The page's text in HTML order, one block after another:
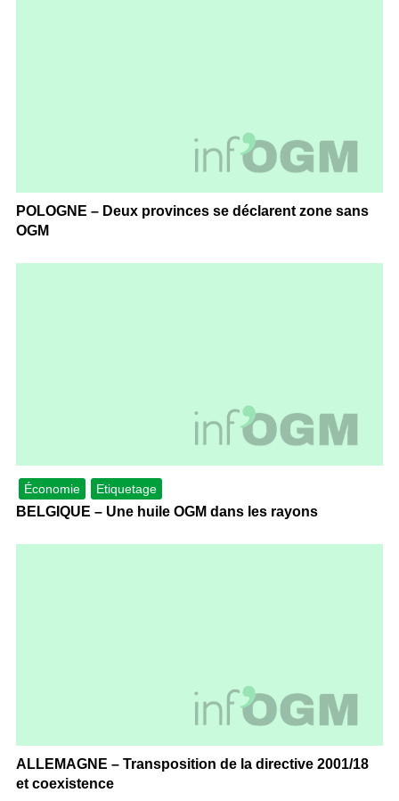
POLOGNE – Deux provinces se déclarent zone sans
OGM
Économie Etiquetage
BELGIQUE – Une huile OGM dans les rayons
ALLEMAGNE – Transposition de la directive 2001/18
et coexistence